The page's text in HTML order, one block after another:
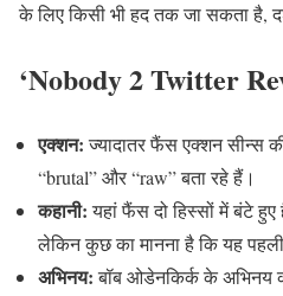
के लिए किसी भी हद तक जा सकता है,
‘Nobody 2 Twitter
एक्शन:ज्यादातर फैंस एक्शन सीन्स
“brutal” और “raw” बता रहे हैं।
कहानी:यहां फैंस दो हिस्सों में बंटे
लेकिन कुछ का मानना है कि यह
अभिनय:बॉब ओडेनकिर्क के अभिनय